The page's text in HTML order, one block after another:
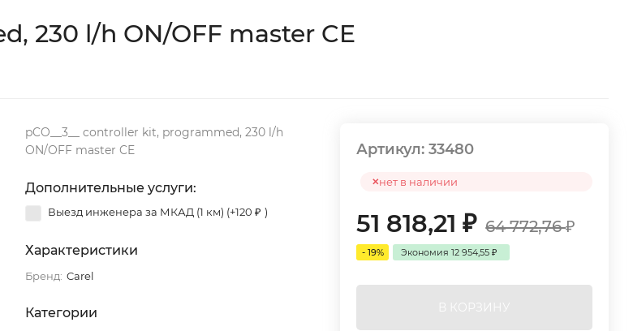
230 l/h ON/OFF master CE
pCO__3__ controller kit, programmed, 230 l/h
ON/OFF master CE
Дополнительные услуги:
Выезд инженера за МКАД (1 км) (+120 ₽ )
Характеристики
Бренд: Carel
Категории
Артикул:33480
нет в наличии
51 818,21₽ 64 772,76₽
- 19% Экономия12 954,55₽
В КОРЗИНУ